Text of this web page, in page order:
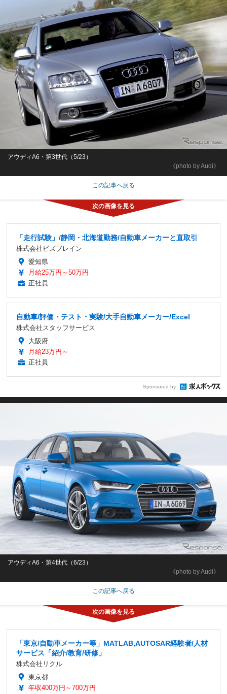
《photo by Audi》
アウディA6・第3世代（5/23）
この記事へ戻る
「走行試験」/静岡・北海道勤務/自動車メーカーと直取引
株式会社ビズブレイン
愛知県
月給25万円～50万円
正社員
自動車/評価・テスト・実験/大手自動車メーカー/Excel
株式会社スタッフサービス
大阪府
月給23万円～
正社員
Sponsored by
《photo by Audi》
アウディA6・第4世代（6/23）
この記事へ戻る
「東京/自動車メーカー等」MATLAB,AUTOSAR経験者/人材
サービス「紹介/教育/研修」
株式会社リクル
東京都
年収400万円～700万円